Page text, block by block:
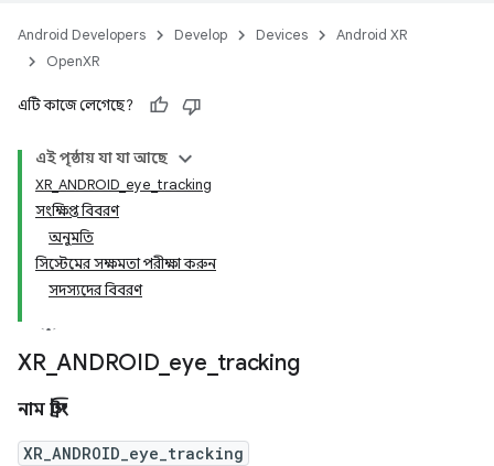
Android Developers Develop Devices
Android XR
OpenXR
এটি কাজে লেগেছে?
এই পৃষ্ঠায় যা যা আছে
XR_ANDROID_eye_tracking
সংক্ষিপ্ত বিবরণ
অনুমতি
সিস্টেমের সক্ষমতা পরীক্ষা করুন
সদস্যদের বিবরণ
XR_ANDROID_ eye tracking
নাম স্ট্রিং
XR_ANDROID_eye_tracking